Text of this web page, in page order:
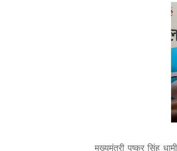
मुख्यमंत्री पुष्कर सिंह